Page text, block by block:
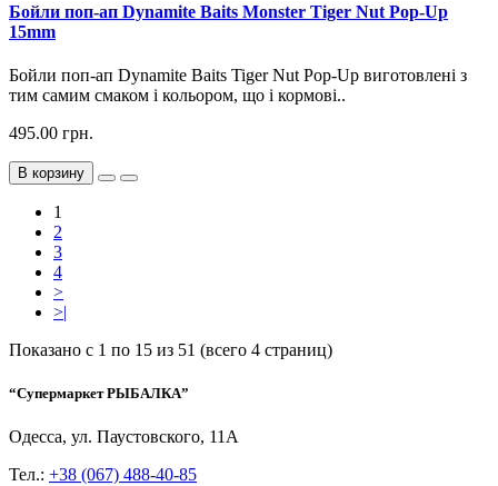
Бойли поп-ап Dynamite Baits Monster Tiger Nut Pop-Up
15mm
Бойли поп-ап Dynamite Baits Tiger Nut Pop-Up виготовлені з
тим самим смаком і кольором, що і кормові..
495.00 грн.
В корзину
1
2
3
4
>
>|
Показано с 1 по 15 из 51 (всего 4 страниц)
“Супермаркет РЫБАЛКА”
Одесса, ул. Паустовского, 11А
Тел.: +38 (067) 488-40-85